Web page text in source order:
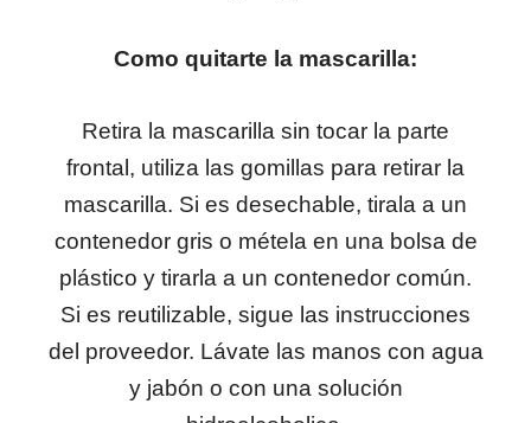
Como quitarte la mascarilla:
Retira la mascarilla sin tocar la parte
frontal, utiliza las gomillas para retirar la
mascarilla. Si es desechable, tirala a un
contenedor gris o métela en una bolsa de
plástico y tirarla a un contenedor común.
Si es reutilizable, sigue las instrucciones
del proveedor. Lávate las manos con agua
y jabón o con una solución